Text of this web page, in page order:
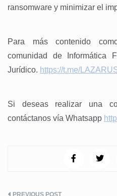
ransomware y minimizar el
Para más contenido
comunidad de Informática
Jurídico. https://t.me/
Si deseas realizar una
contáctanos vía Whatsapp